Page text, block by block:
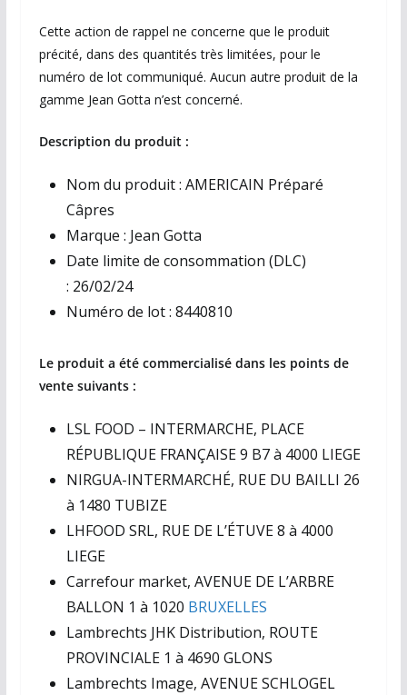
Cette action de rappel ne concerne que le produit
précité, dans des quantités très limitées, pour le
numéro de lot communiqué. Aucun autre produit de la
gamme Jean Gotta n’est concerné.
Description du produit :
Nom du produit : AMERICAIN Préparé
Câpres
Marque : Jean Gotta
Date limite de consommation (DLC)
: 26/02/24
Numéro de lot : 8440810
Le produit a été commercialisé dans les points de
vente suivants :
LSL FOOD – INTERMARCHE, PLACE
RÉPUBLIQUE FRANÇAISE 9 B7 à 4000 LIEGE
NIRGUA-INTERMARCHÉ, RUE DU BAILLI 26
à 1480 TUBIZE
LHFOOD SRL, RUE DE L’ÉTUVE 8 à 4000
LIEGE
Carrefour market, AVENUE DE L’ARBRE
BALLON 1 à 1020 BRUXELLES
Lambrechts JHK Distribution, ROUTE
PROVINCIALE 1 à 4690 GLONS
Lambrechts Image, AVENUE SCHLOGEL